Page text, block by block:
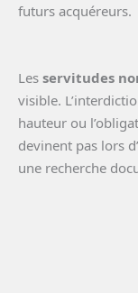
futurs acquéreurs.
Les servitudes
visible.
hauteur ou
devinent pas lors
une recherche